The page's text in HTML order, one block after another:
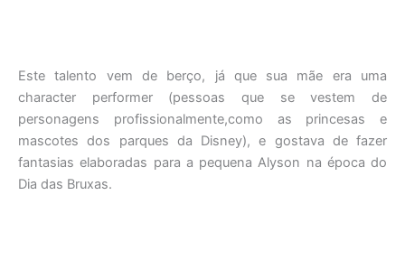
Este talento vem de berço, já que sua mãe era uma
character performer (pessoas que se vestem de
personagens profissionalmente,como as princesas e
mascotes dos parques da Disney), e gostava de fazer
fantasias elaboradas para a pequena Alyson na época do
Dia das Bruxas.